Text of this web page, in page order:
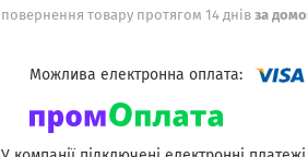
повернення товару протягом 14 днів за